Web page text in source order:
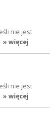
nie jest
» więcej
nie jest
» więcej